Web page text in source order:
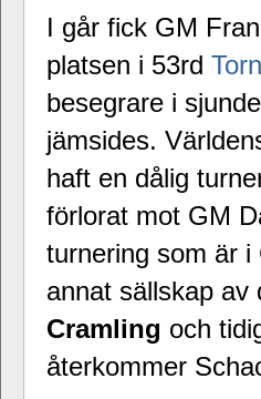
I går fick GM
platsen i 53rd
besegrare i
jämsides.
haft en dålig
förlorat mot GM
turnering som är
annat sällskap
Cramling och
återkommer